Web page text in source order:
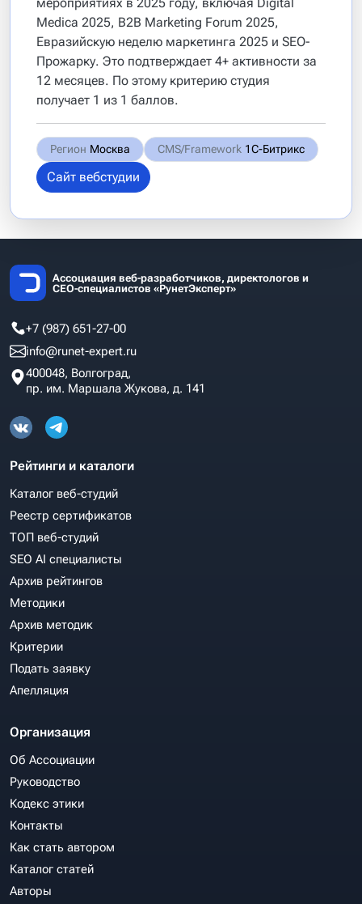
Medica 2025, B2B Marketing Forum 2025,
Евразийскую неделю маркетинга 2025 и SEO-
Прожарку. Это подтверждает 4+ активности за
12 месяцев. По этому критерию студия
получает 1 из 1 баллов.
Регион Москва CMS/Framework 1С-Битрикс
Сайт вебстудии
Ассоциация веб-разработчиков, директологов и
СЕО-специалистов «РунетЭксперт»
+7 (987) 651-27-00
info@runet-expert.ru
400048, Волгоград,
пр. им. Маршала Жукова, д. 141
Рейтинги и каталоги
Каталог веб-студий
Реестр сертификатов
ТОП веб-студий
SEO AI специалисты
Архив рейтингов
Методики
Архив методик
Критерии
Подать заявку
Апелляция
Организация
Об Ассоциации
Руководство
Кодекс этики
Контакты
Как стать автором
Каталог статей
Авторы